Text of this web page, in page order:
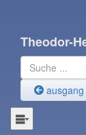
Theodor-
ausgang